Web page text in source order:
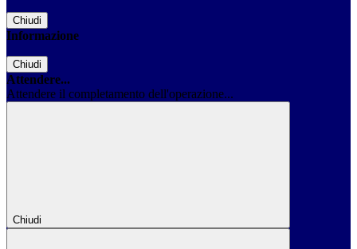
Chiudi
Informazione
Chiudi
Attendere...
Attendere il completamento dell'operazione...
Chiudi